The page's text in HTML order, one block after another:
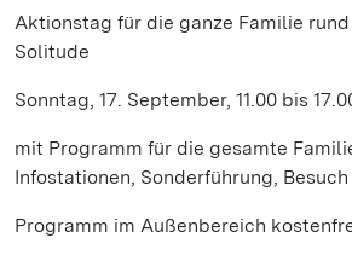
Aktionstag für die ganze Familie
Solitude
Sonntag, 17. September, 11.00 bis
mit Programm für die gesamte
Infostationen, Sonderführung,
Programm im Außenbereich